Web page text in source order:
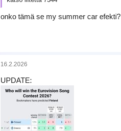
onko tämä se my summer car efekti?
16.2.2026
UPDATE: